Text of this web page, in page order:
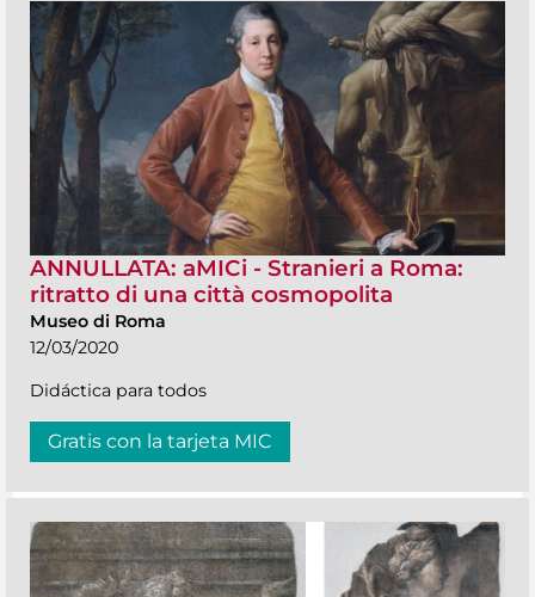
ANNULLATA: aMICi - Stranieri a Roma:
ritratto di una città cosmopolita
Museo di Roma
12/03/2020
Didáctica para todos
Gratis con la tarjeta MIC